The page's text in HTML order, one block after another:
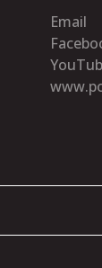
Email